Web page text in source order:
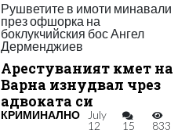
Рушветите в имоти минавали
през офшорка на
боклукчийския бос Ангел
Дерменджиев
Арестуваният кмет на
Варна изнудвал чрез
адвоката си
КРИМИНАЛНО
July
12
15 833